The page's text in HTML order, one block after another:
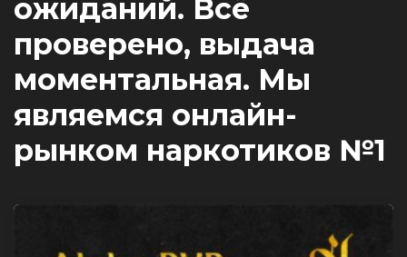
ожиданий. Всё
проверено, выдача
моментальная. Мы
являемся онлайн-
рынком наркотиков №1